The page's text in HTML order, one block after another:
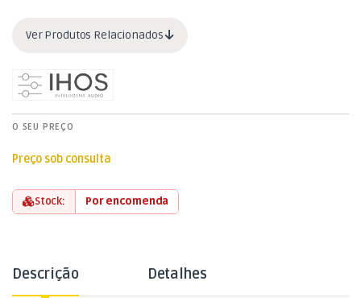
Ver Produtos Relacionados
O SEU PREÇO
Preço sob consulta
Stock: Por encomenda
Descrição Detalhes